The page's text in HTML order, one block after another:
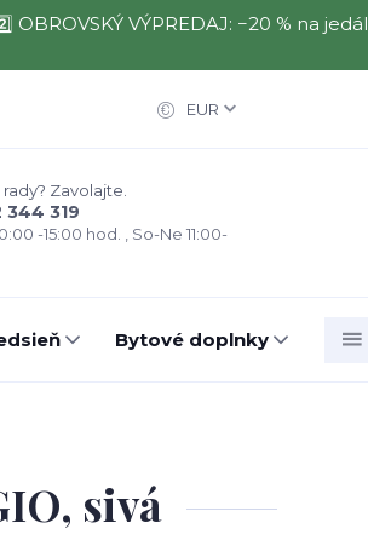
VÝPREDAJ: −20 % na
EUR
Zavolajte.
344 319
-15:00 hod. , So-Ne 11:00-
Bytové doplnky
sivá